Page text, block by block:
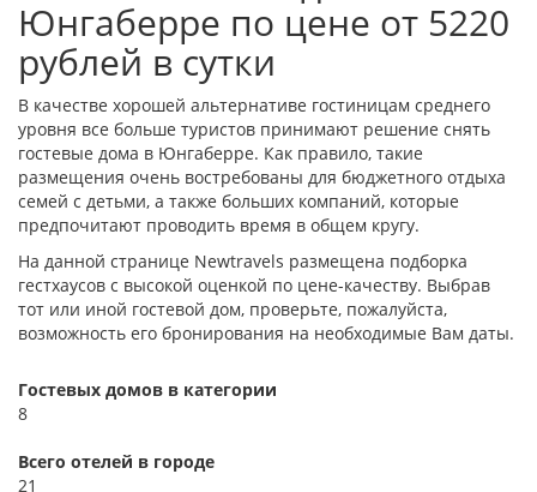
Юнгаберре по цене от 5220
рублей в сутки
В качестве хорошей альтернативе гостиницам среднего
уровня все больше туристов принимают решение снять
гостевые дома в Юнгаберре. Как правило, такие
размещения очень востребованы для бюджетного отдыха
семей с детьми, а также больших компаний, которые
предпочитают проводить время в общем кругу.
На данной странице Newtravels размещена подборка
гестхаусов с высокой оценкой по цене-качеству. Выбрав
тот или иной гостевой дом, проверьте, пожалуйста,
возможность его бронирования на необходимые Вам даты.
Гостевых домов в категории
8
Всего отелей в городе
21